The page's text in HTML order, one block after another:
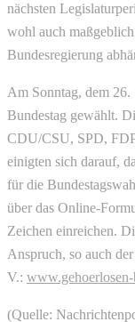
nächsten
wohl auch
Bundesregierung
Am Sonntag, dem 26.
Bundestag gewählt.
CDU/CSU, SPD,
einigten sich darauf,
für die
über das Online-
Zeichen einreichen.
Anspruch, so auch
V.:
(Quelle: